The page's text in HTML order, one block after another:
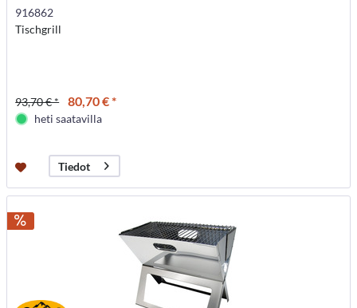
916862
Tischgrill
93,70 € * 80,70 € *
heti saatavilla
Tiedot